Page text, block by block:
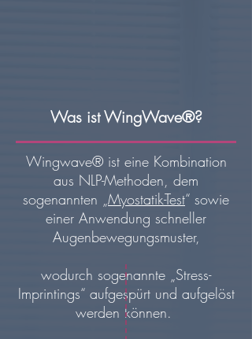
Was ist WingWave®?
Wingwave® ist eine Kombination
aus NLP-Methoden, dem
sogenannten „Myostatik-Test“ sowie
einer Anwendung schneller
Augenbewegungsmuster,
wodurch sogenannte „Stress-
Imprintings“ aufgespürt und aufgelöst
werden können.